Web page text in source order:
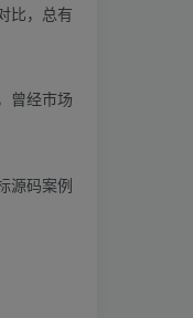
安装
线指标
图和直方图
比，总有
曾经市场
源码案例